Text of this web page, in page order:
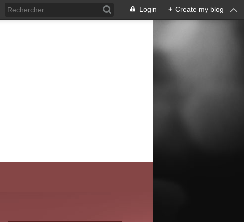
Login + Create my blog